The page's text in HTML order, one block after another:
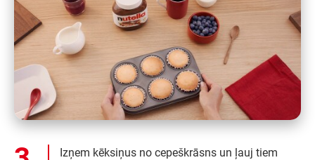
Izņem kēksiņus no cepeškrāsns un ļauj tiem